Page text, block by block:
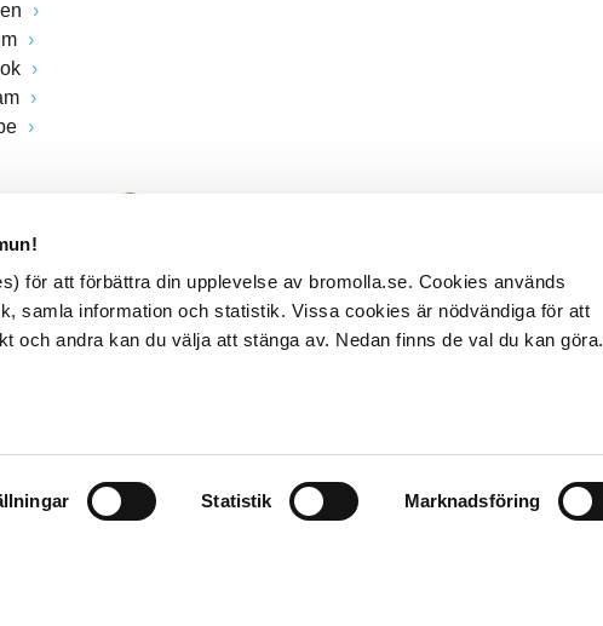
för att förbättra din upplevelse av bromolla.se. Cookies används
samla information och statistik. Vissa cookies är nödvändiga för att
och andra kan du välja att stänga av. Nedan finns de val du kan göra.
Statistik Marknadsföring